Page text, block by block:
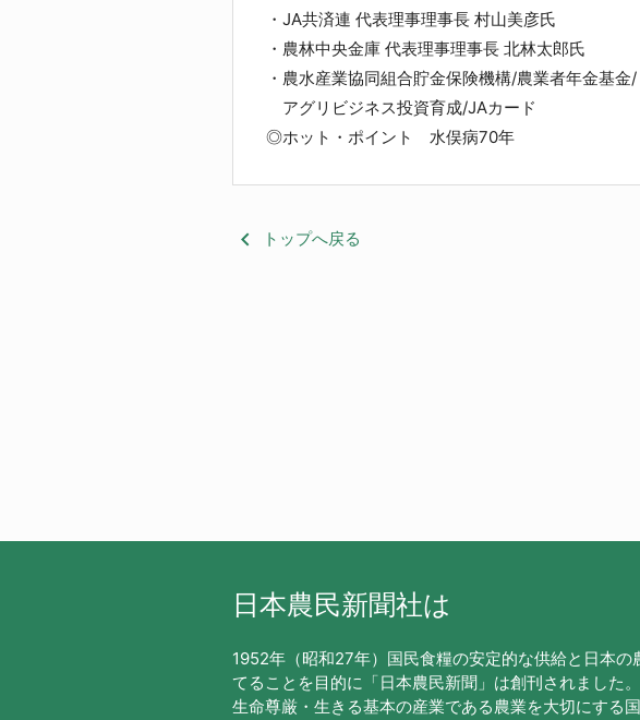
・JA共済連 代表理事理事長 村山美彦氏
・農林中央金庫 代表理事理事長 北林太郎氏
・農水産業協同組合貯金保険機構/農業者年金基金/
アグリビジネス投資育成/JAカード
◎ホット・ポイント 水俣病70年
keyboard_arrow_left トップへ戻る
日本農民新聞社は
1952年（昭和27年）国民食糧の安定的な供給と日本の
てることを目的に「日本農民新聞」は創刊されました。
生命尊厳・生きる基本の産業である農業を大切にする